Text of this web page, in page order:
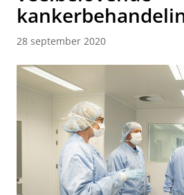
28 september 2020